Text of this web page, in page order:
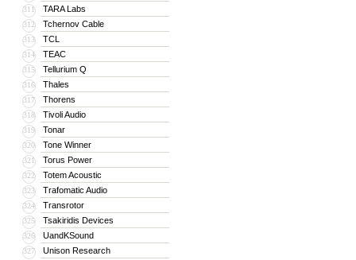
311 TARA Labs
312 Tchernov Cable
313 TCL
314 TEAC
315 Tellurium Q
316 Thales
317 Thorens
318 Tivoli Audio
319 Tonar
320 Tone Winner
321 Torus Power
322 Totem Acoustic
323 Trafomatic Audio
324 Transrotor
325 Tsakiridis Devices
326 UandKSound
327 Unison Research